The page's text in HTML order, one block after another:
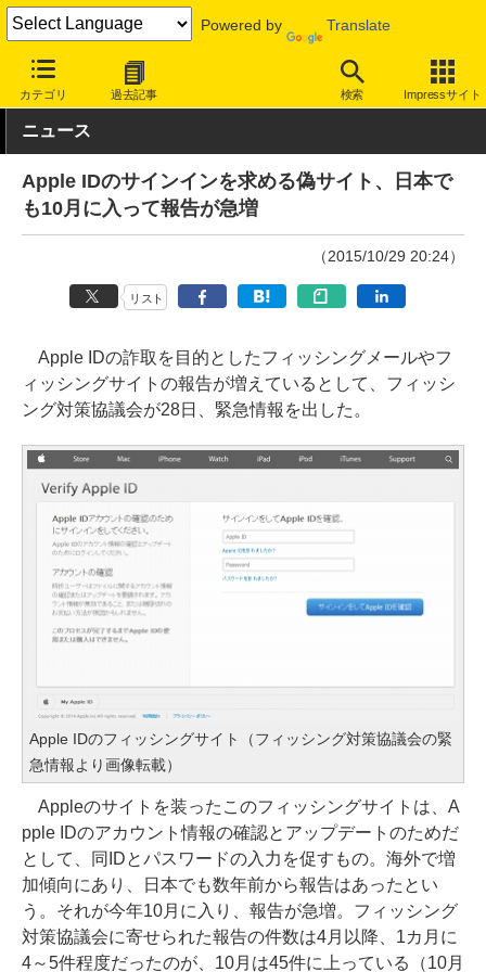
Powered by Translate
カテゴリ 過去記事 検索 Impressサイト
INTERNET Watch トピック 詐欺/フィッシング
ニュース
Apple IDのサインインを求める偽サイト、日本で
も10月に入って報告が急増
（2015/10/29 20:24）
リスト
Apple IDの詐取を目的としたフィッシングメールやフ
ィッシングサイトの報告が増えているとして、フィッシ
ング対策協議会が28日、緊急情報を出した。
Apple IDのフィッシングサイト（フィッシング対策協議会の緊
急情報より画像転載）
Appleのサイトを装ったこのフィッシングサイトは、A
pple IDのアカウント情報の確認とアップデートのためだ
として、同IDとパスワードの入力を促すもの。海外で増
加傾向にあり、日本でも数年前から報告はあったとい
う。それが今年10月に入り、報告が急増。フィッシング
対策協議会に寄せられた報告の件数は4月以降、1カ月に
4～5件程度だったのが、10月は45件に上っている（10月